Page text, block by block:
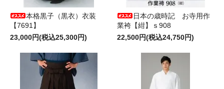
本格黒子（黒衣）衣装
【7691】
23,000円(税込25,300円)
日本の歳時記 お寺用作
業袴【紺】ｓ908
22,500円(税込24,750円)